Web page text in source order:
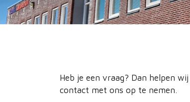
Heb je een vraag? Dan helpen
contact met ons op te nemen.